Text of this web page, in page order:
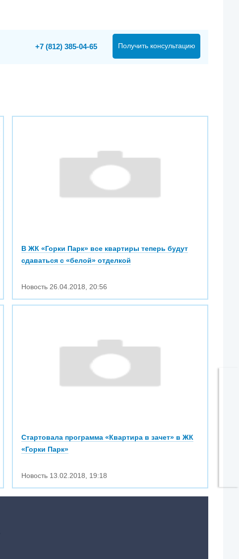
Получить консультацию
+7 (812) 385-04-65
В ЖК «Горки Парк» все квартиры теперь будут
сдаваться с «белой» отделкой
Новость 26.04.2018 20:56
Стартовала программа «Квартира в зачет» в ЖК
«Горки Парк»
Новость 13.02.2018 19:18